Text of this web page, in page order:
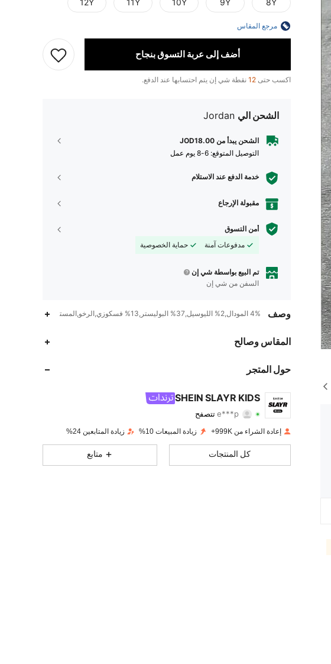
8Y
9Y
10Y
11Y
12Y
مرجع المقاس
أضف إلى عربة التسوق بنجاح
اكسب حتى 12 نقطة شي إن يتم احتسابها عند الدفع.
الشحن الي Jordan
الشحن يبدأ من JOD18.00
التوصيل المتوقع: 6-8 يوم عمل
خدمة الدفع عند الاستلام
مقبولة الإرجاع
أمن التسوق
مدفوعات آمنة
حماية الخصوصية
تم البيع بواسطة شي إن
السفن من شي إن
وصف 4% المودال,2% الليوسيل,37% البوليستر,13% فسكوزي,الرخو,المستقيم
المقاس وصالح
حول المتجر
SHEIN SLAYR KIDS
تتصفح
4.92 تقييم 3.5Kقطع
4.92
3.5K
298K
إعادة الشراء من 999K+ زيادة المبيعات 10% زيادة المتابعين 24%
كل المنتجات متابع